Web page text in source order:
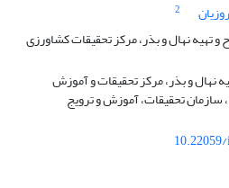
2
تهیه نهال و بذر، مرکز تحقیقات کشاورزی
نهال و بذر، مرکز تحقیقات و آموزش
سازمان تحقیقات، آموزش و ترویج